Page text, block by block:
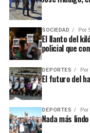
SOCIEDAD Por
El llanto del
policial que
DEPORTES Por
El futuro del
DEPORTES Por
Nada más